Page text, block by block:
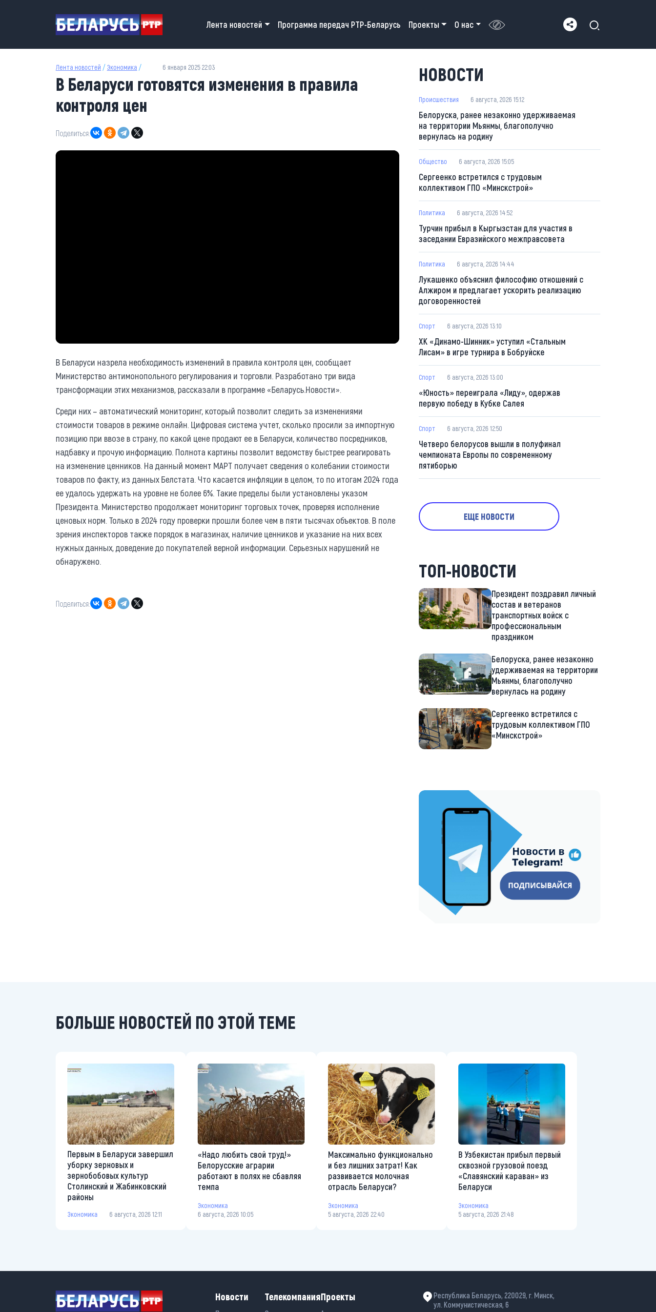
Main navigation
Лента новостей Программа передач РТР-Беларусь Проекты О нас
Лента новостей / Экономика / 6 января 2025 22:03
В Беларуси готовятся изменения в правила
контроля цен
Поделиться:
В Беларуси назрела необходимость изменений в правила контроля цен, сообщает
Министерство антимонопольного регулирования и торговли. Разработано три вида
трансформации этих механизмов, рассказали в программе «Беларусь.Новости».
Среди них – автоматический мониторинг, который позволит следить за изменениями
стоимости товаров в режиме онлайн. Цифровая система учтет, сколько просили за импортную
позицию при ввозе в страну, по какой цене продают ее в Беларуси, количество посредников,
надбавку и прочую информацию. Полнота картины позволит ведомству быстрее реагировать
на изменение ценников. На данный момент МАРТ получает сведения о колебании стоимости
товаров по факту, из данных Белстата. Что касается инфляции в целом, то по итогам 2024 года
ее удалось удержать на уровне не более 6%. Такие пределы были установлены указом
Президента. Министерство продолжает мониторинг торговых точек, проверяя исполнение
ценовых норм. Только в 2024 году проверки прошли более чем в пяти тысячах объектов. В поле
зрения инспекторов также порядок в магазинах, наличие ценников и указание на них всех
нужных данных, доведение до покупателей верной информации. Серьезных нарушений не
обнаружено.
Поделиться:
НОВОСТИ
Происшествия 6 августа, 2026 15:12
Белоруска, ранее незаконно удерживаемая
на территории Мьянмы, благополучно
вернулась на родину
Общество 6 августа, 2026 15:05
Сергеенко встретился с трудовым
коллективом ГПО «Минскстрой»
Политика 6 августа, 2026 14:52
Турчин прибыл в Кыргызстан для участия в
заседании Евразийского межправсовета
Политика 6 августа, 2026 14:44
Лукашенко объяснил философию отношений с
Алжиром и предлагает ускорить реализацию
договоренностей
Спорт 6 августа, 2026 13:10
ХК «Динамо-Шинник» уступил «Стальным
Лисам» в игре турнира в Бобруйске
Спорт 6 августа, 2026 13:00
«Юность» переиграла «Лиду», одержав
первую победу в Кубке Салея
Спорт 6 августа, 2026 12:50
Четверо белорусов вышли в полуфинал
чемпионата Европы по современному
пятиборью
ЕЩЕ НОВОСТИ
ТОП-НОВОСТИ
Президент поздравил личный
состав и ветеранов
транспортных войск с
профессиональным
праздником
Белоруска, ранее незаконно
удерживаемая на территории
Мьянмы, благополучно
вернулась на родину
Сергеенко встретился с
трудовым коллективом ГПО
«Минскстрой»
https://t.me/minskctvby
БОЛЬШЕ НОВОСТЕЙ ПО ЭТОЙ ТЕМЕ
Первым в Беларуси завершил
уборку зерновых и
зернобобовых культур
Столинский и Жабинковский
районы
Экономика 6 августа, 2026 12:11
«Надо любить свой труд!»
Белорусские аграрии
работают в полях не сбавляя
темпа
Экономика
6 августа, 2026 10:05
Максимально функционально
и без лишних затрат! Как
развивается молочная
отрасль Беларуси?
Экономика
5 августа, 2026 22:40
В Узбекистан прибыл первый
сквозной грузовой поезд
«Славянский караван» из
Беларуси
Экономика
5 августа, 2026 21:48
Новости ТелекомпанияПроекты
Республика Беларусь, 220029, г. Минск,
ул. Коммунистическая, 6